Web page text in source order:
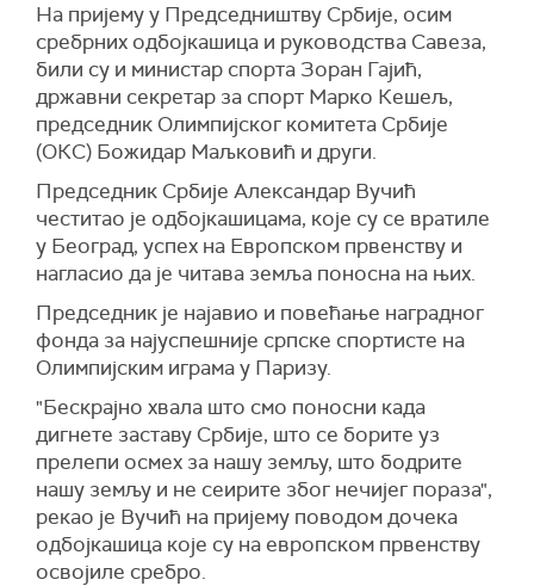
На пријему у Председништву Србије, осим
сребрних одбојкашица и руководства Савеза,
били су и министар спорта Зоран Гајић,
државни секретар за спорт Марко Кешељ,
председник Олимпијског комитета Србије
(ОКС) Божидар Маљковић и други.
Председник Србије Александар Вучић
честитао је одбојкашицама, које су се вратиле
у Београд, успех на Европском првенству и
нагласио да је читава земља поносна на њих.
Председник је најавио и повећање наградног
фонда за најуспешније српске спортисте на
Олимпијским играма у Паризу.
"Бескрајно хвала што смо поносни када
дигнете заставу Србије, што се борите уз
прелепи осмех за нашу земљу, што бодрите
нашу земљу и не сеирите због нечијег пораза",
рекао је Вучић на пријему поводом дочека
одбојкашица које су на европском првенству
освојиле сребро.